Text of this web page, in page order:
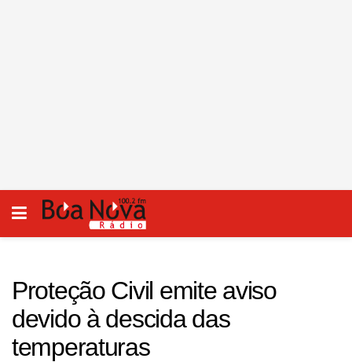
Proteção Civil emite aviso
devido à descida das
temperaturas